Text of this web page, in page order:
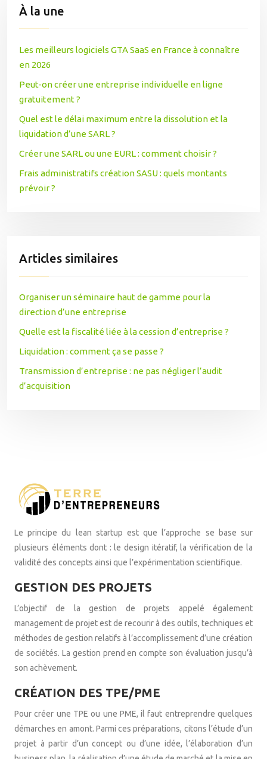
À la une
Les meilleurs logiciels GTA SaaS en France à connaître
en 2026
Peut-on créer une entreprise individuelle en ligne
gratuitement ?
Quel est le délai maximum entre la dissolution et la
liquidation d’une SARL ?
Créer une SARL ou une EURL : comment choisir ?
Frais administratifs création SASU : quels montants
prévoir ?
Articles similaires
Organiser un séminaire haut de gamme pour la
direction d’une entreprise
Quelle est la fiscalité liée à la cession d’entreprise ?
Liquidation : comment ça se passe ?
Transmission d’entreprise : ne pas négliger l’audit
d’acquisition
Le principe du lean startup est que l’approche se base sur
plusieurs éléments dont : le design itératif, la vérification de la
validité des concepts ainsi que l’expérimentation scientifique.
GESTION DES PROJETS
L’objectif de la gestion de projets appelé également
management de projet est de recourir à des outils, techniques et
méthodes de gestion relatifs à l’accomplissement d’une création
de sociétés. La gestion prend en compte son évaluation jusqu’à
son achèvement.
CRÉATION DES TPE/PME
Pour créer une TPE ou une PME, il faut entreprendre quelques
démarches en amont. Parmi ces préparations, citons l’étude d’un
projet à partir d’un concept ou d’une idée, l’élaboration d’un